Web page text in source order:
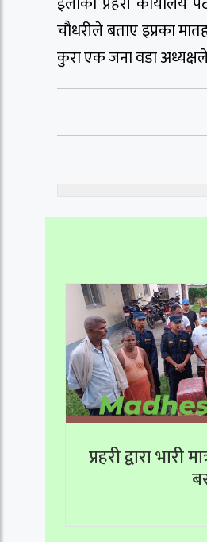
चौधरीले बताए इप्रका
कुरा एक जना वडा
प्रहरी द्वारा